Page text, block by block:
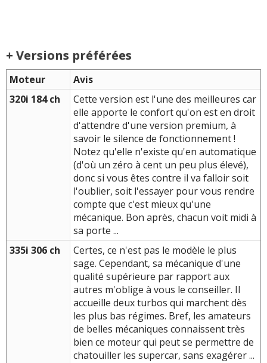
+ Versions préférées
Moteur
Avis
320i 184 ch
Cette version est l'une des meilleures car
elle apporte le confort qu'on est en droit
d'attendre d'une version premium, à
savoir le silence de fonctionnement !
Notez qu'elle n'existe qu'en automatique
(d'où un zéro à cent un peu plus élevé),
donc si vous êtes contre il va falloir soit
l'oublier, soit l'essayer pour vous rendre
compte que c'est mieux qu'une
mécanique. Bon après, chacun voit midi à
sa porte ...
335i 306 ch
Certes, ce n'est pas le modèle le plus
sage. Cependant, sa mécanique d'une
qualité supérieure par rapport aux
autres m'oblige à vous le conseiller. Il
accueille deux turbos qui marchent dès
les plus bas régimes. Bref, les amateurs
de belles mécaniques connaissent très
bien ce moteur qui peut se permettre de
chatouiller les supercar, sans exagérer ...